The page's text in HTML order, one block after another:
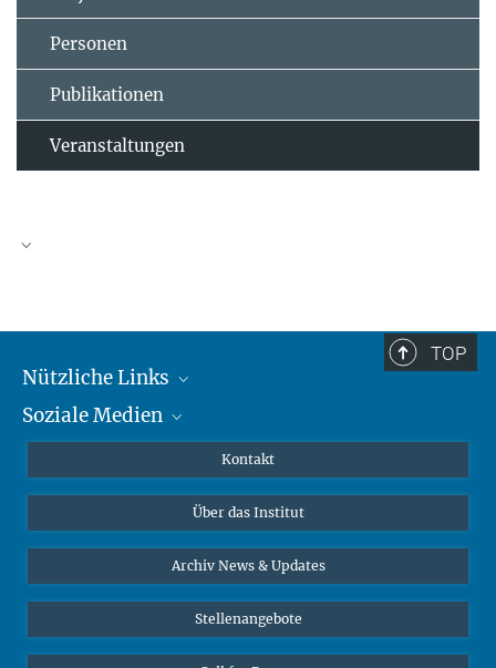
Personen
Publikationen
Veranstaltungen
TOP
Nützliche Links
MMG Alumni Corner
Online-Vorträge
Interviews zum Thema "Diversity"
Soziale Medien
Bluesky
Kontakt
Über das Institut
Archiv News & Updates
Stellenangebote